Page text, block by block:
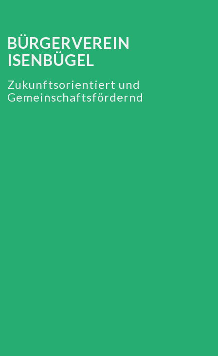
BÜRGERVEREIN
ISENBÜGEL
Zukunftsorientiert und
Gemeinschaftsfördernd